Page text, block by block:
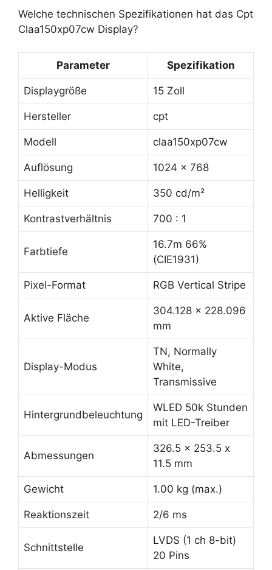
Welche technischen Spezifikationen hat das Cpt
Claa150xp07cw Display?
Parameter Spezifikation
Displaygröße 15 Zoll
Hersteller cpt
Modell claa150xp07cw
Auflösung 1024 x 768
Helligkeit 350 cd/m²
Kontrastverhältnis 700 : 1
Farbtiefe
16.7m 66%
(CIE1931)
Pixel-Format RGB Vertical Stripe
Aktive Fläche
304.128 x 228.096
mm
Display-Modus
TN, Normally
White,
Transmissive
Hintergrundbeleuchtung
WLED 50k Stunden
mit LED-Treiber
Abmessungen
326.5 x 253.5 x
11.5 mm
Gewicht 1.00 kg (max.)
Reaktionszeit 2/6 ms
Schnittstelle
LVDS (1 ch 8-bit)
20 Pins